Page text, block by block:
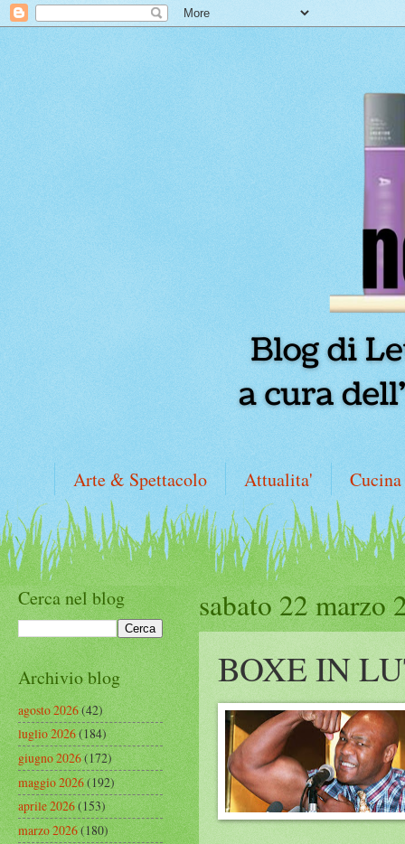
Arte & Spettacolo Attualita' Cucina
sabato 22 marzo
BOXE IN
Cerca nel blog
Archivio blog
agosto 2026(42)
luglio 2026(184)
giugno 2026(172)
maggio 2026(192)
aprile 2026(153)
marzo 2026(180)